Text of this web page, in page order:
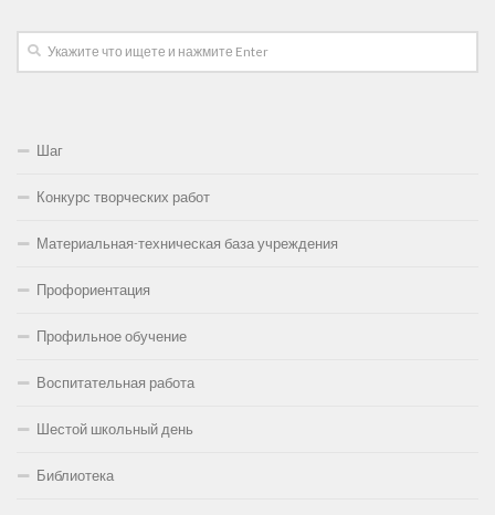
Шаг
Конкурс творческих работ
Материальная-техническая база учреждения
Профориентация
Профильное обучение
Воспитательная работа
Шестой школьный день
Библиотека